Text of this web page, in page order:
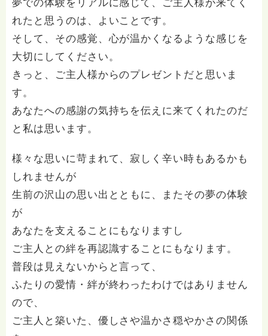
夢での体験をリアルに感じて、ご主人様が来てく
れたと思うのは、よいことです。
そして、その感覚、心が温かくなるような感じを
大切にしてください。
きっと、ご主人様からのプレゼントだと思いま
す。
あなたへの感謝の気持ちを伝えに来てくれたのだ
と私は思います。
様々な思いに苛まれて、寂しく辛い時もあるかも
しれませんが
生前の沢山の思い出とともに、またその夢の体験
が
あなたを支えることにもなりますし
ご主人との絆を再認識することにもなります。
普段は見えないからと言って、
ふたりの愛情・絆が終わったわけではありません
ので、
ご主人と築いた、優しさや温かさ穏やかさの関係